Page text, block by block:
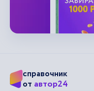
справочник
от автор24